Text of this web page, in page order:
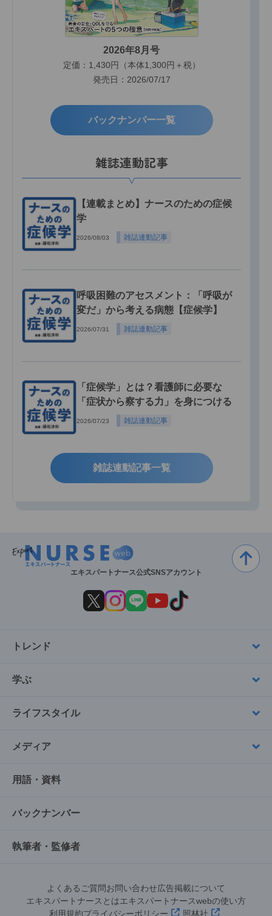
2026年8月号
定価：1,430円（本体1,300円＋税）
発売日：2026/07/17
バックナンバー一覧
雑誌連動記事
【連載まとめ】ナースのための症候
学
2026/08/03 雑誌連動記事
呼吸困難のアセスメント：「呼吸が
変だ」から考える病態【症候学】
2026/07/31 雑誌連動記事
「症候学」とは？看護師に必要な
「症状から察する力」を身につける
2026/07/23 雑誌連動記事
雑誌連動記事一覧
エキスパートナース公式SNSアカウント
トレンド
学ぶ
ライフスタイル
メディア
用語・資料
バックナンバー
執筆者・監修者
よくあるご質問お問い合わせ広告掲載について
エキスパートナースとはエキスパートナースwebの使い方
利用規約プライバシーポリシー 照林社